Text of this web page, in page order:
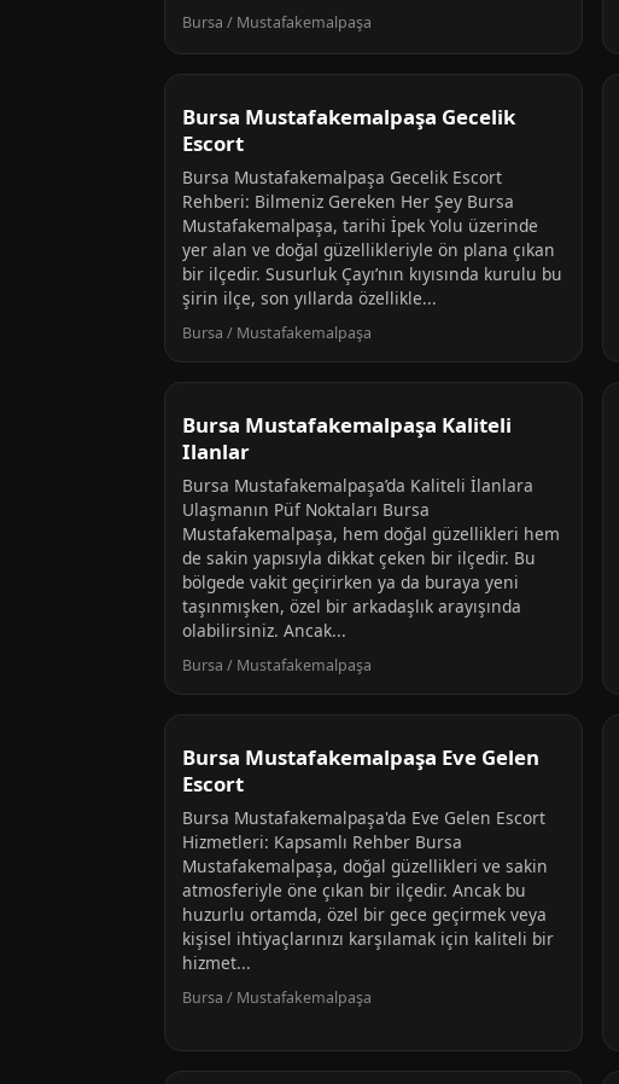
Bursa / Mustafakemalpaşa
Bursa Mustafakemalpaşa Gecelik
Escort
Bursa Mustafakemalpaşa Gecelik Escort
Rehberi: Bilmeniz Gereken Her Şey Bursa
Mustafakemalpaşa, tarihi İpek Yolu üzerinde
yer alan ve doğal güzellikleriyle ön plana çıkan
bir ilçedir. Susurluk Çayı’nın kıyısında kurulu bu
şirin ilçe, son yıllarda özellikle...
Bursa / Mustafakemalpaşa
Bursa Mustafakemalpaşa Kaliteli
Ilanlar
Bursa Mustafakemalpaşa’da Kaliteli İlanlara
Ulaşmanın Püf Noktaları Bursa
Mustafakemalpaşa, hem doğal güzellikleri hem
de sakin yapısıyla dikkat çeken bir ilçedir. Bu
bölgede vakit geçirirken ya da buraya yeni
taşınmışken, özel bir arkadaşlık arayışında
olabilirsiniz. Ancak...
Bursa / Mustafakemalpaşa
Bursa Mustafakemalpaşa Eve Gelen
Escort
Bursa Mustafakemalpaşa'da Eve Gelen Escort
Hizmetleri: Kapsamlı Rehber Bursa
Mustafakemalpaşa, doğal güzellikleri ve sakin
atmosferiyle öne çıkan bir ilçedir. Ancak bu
huzurlu ortamda, özel bir gece geçirmek veya
kişisel ihtiyaçlarınızı karşılamak için kaliteli bir
hizmet...
Bursa / Mustafakemalpaşa